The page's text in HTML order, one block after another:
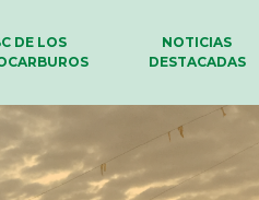
DE LOS
NOTICIAS
DESTACADAS